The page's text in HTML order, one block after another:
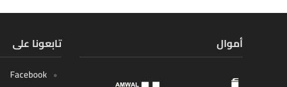
تابعونا على
Facebook
أموال